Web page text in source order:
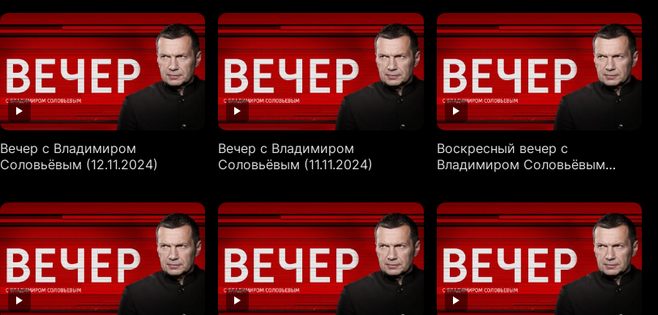
Вечер с Владимиром
Соловьёвым (12.11.2024)
Вечер с Владимиром
Соловьёвым (11.11.2024)
Воскресный вечер с
Владимиром Соловьёвым